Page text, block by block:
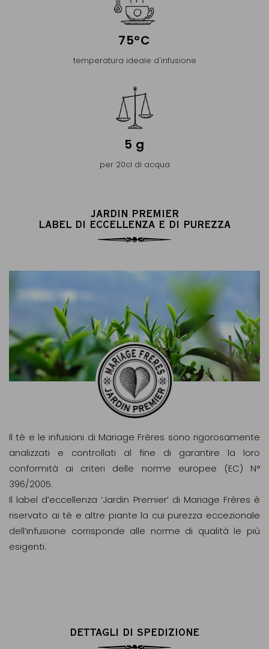
75°C
temperatura ideale d'infusione
5 g
per 20cl di acqua
JARDIN PREMIER
LABEL DI ECCELLENZA E DI PUREZZA
Il tè e le infusioni di Mariage Frères sono rigorosamente
analizzati e controllati al fine di garantire la loro
conformità ai criteri delle norme europee (EC) N°
396/2005.
Il label d’eccellenza ‘Jardin Premier’ di Mariage Frères è
riservato ai tè e altre piante la cui purezza eccezionale
dell’infusione corrisponde alle norme di qualità le più
esigenti.
DETTAGLI DI SPEDIZIONE